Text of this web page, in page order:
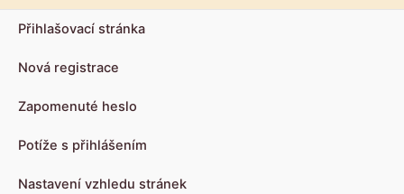
Přihlašovací stránka
Nová registrace
Zapomenuté heslo
Potíže s přihlášením
Nastavení vzhledu stránek